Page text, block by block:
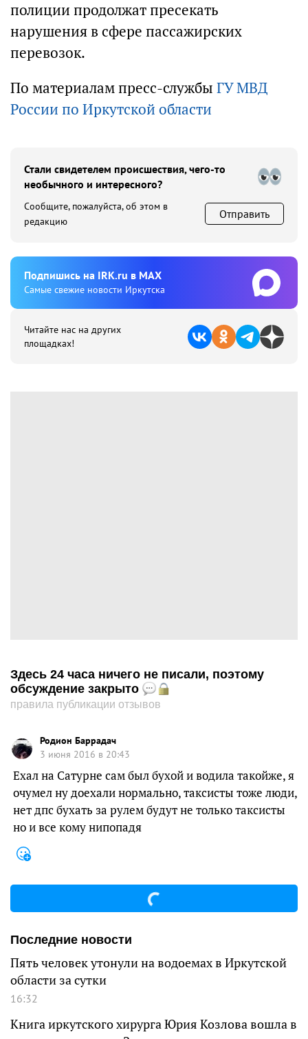
полиции продолжат пресекать
нарушения в сфере пассажирских
перевозок.
По материалам пресс-службы ГУ МВД
России по Иркутской области
Стали свидетелем происшествия, чего-то
необычного и интересного?
Сообщите, пожалуйста, об этом в
редакцию
Отправить
Подпишиcь на IRK.ru в MAX
Cамые свежие новости Иркутска
Читайте нас на других
площадках!
Здесь 24 часа ничего не писали, поэтому
обсуждение закрыто
правила публикации отзывов
Родион Баррадач
3 июня 2016 в 20:43
Ехал на Сатурне сам был бухой и водила такойже, я
очумел ну доехали нормально, таксисты тоже люди,
нет дпс бухать за рулем будут не только таксисты
но и все кому нипопадя
Последние новости
Пять человек утонули на водоемах в Иркутской
области за сутки
16:32
Книга иркутского хирурга Юрия Козлова вошла в